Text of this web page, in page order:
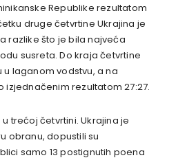
Republike rezultatom
druge četvrtine Ukrajina je
razlike što je bila najveća
susreta. Do kraja četvrtine
u laganom vodstvu, a na
izjednačenim rezultatom 27:27.
trećoj četvrtini. Ukrajina je
obranu, dopustili su
samo 13 postignutih poena